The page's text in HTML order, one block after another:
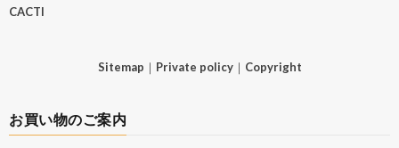
CACTI
Sitemap ｜ Private policy｜ Copyright
お買い物のご案内